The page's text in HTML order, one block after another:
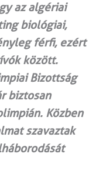
az algériai
biológiai,
férfi, ezért
között.
Bizottság
biztosan
Közben
szavaztak